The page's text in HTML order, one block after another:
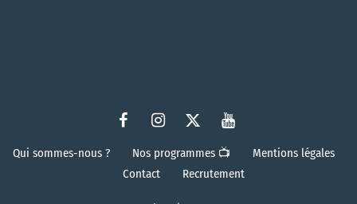
Qui sommes-nous ? Nos programmes 📺
Mentions légales
Contact
Recrutement